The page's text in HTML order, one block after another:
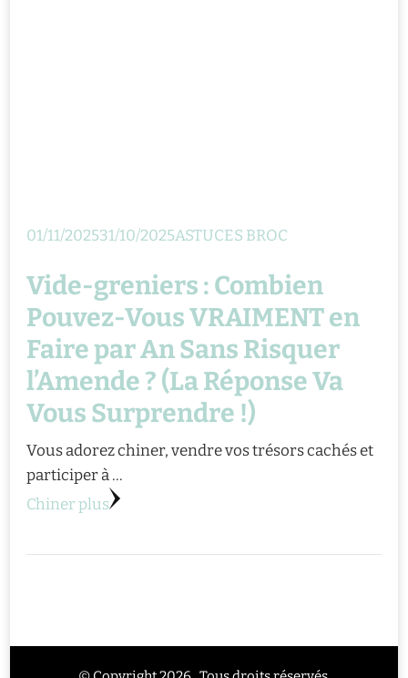
01/11/202531/10/2025ASTUCES BROC
Vide-greniers : Combien
Pouvez-Vous VRAIMENT en
Faire par An Sans Risquer
l’Amende ? (La Réponse Va
Vous Surprendre !)
Vous adorez chiner, vendre vos trésors cachés et
participer à …
Chiner plus